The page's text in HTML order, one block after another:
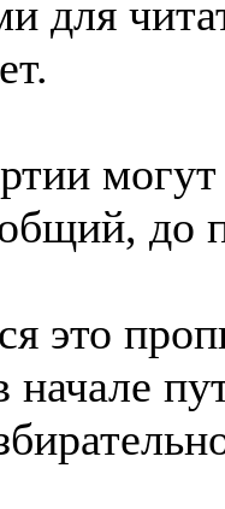
для
могут
до
начале